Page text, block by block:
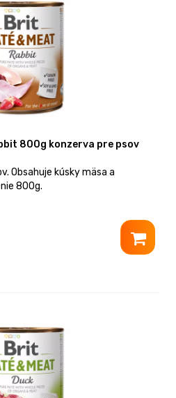
800g konzerva pre psov
Obsahuje kúsky mäsa a
800g.